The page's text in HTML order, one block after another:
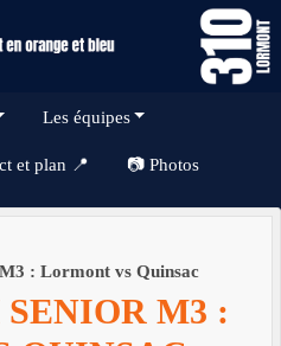
Les équipes
et plan 📍 📷 Photos
: Lormont vs Quinsac
M3 :